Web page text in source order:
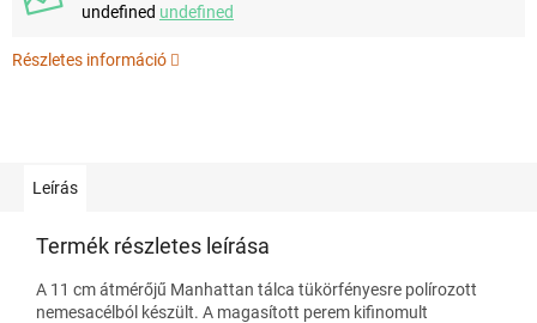
undefined undefined
Részletes információ
Leírás
Termék részletes leírása
A 11 cm átmérőjű Manhattan tálca tükörfényesre polírozott
nemesacélból készült. A magasított perem kifinomult